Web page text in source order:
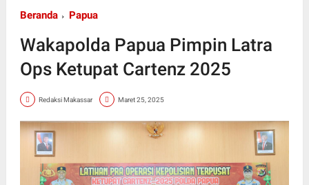
Beranda Papua
Wakapolda Papua Pimpin Latra
Ops Ketupat Cartenz 2025
Redaksi Makassar Maret 25, 2025